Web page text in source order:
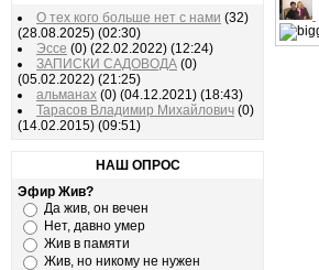
О тех кого больше нет с нами (32)
(28.08.2025) (02:30)
Эссе (0) (22.02.2022) (12:24)
ЗАПИСКИ САДОВОДА (0)
(05.02.2022) (21:25)
альманах (0) (04.12.2021) (18:43)
Тарасов Владимир Михайлович (0)
(14.02.2015) (09:51)
НАШ ОПРОС
Эфир Жив?
Да жив, он вечен
Нет, давно умер
Жив в памяти
Жив, но никому не нужен